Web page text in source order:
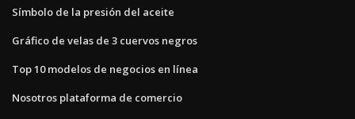
Símbolo de la presión del aceite
Gráfico de velas de 3 cuervos negros
Top 10 modelos de negocios en línea
Nosotros plataforma de comercio